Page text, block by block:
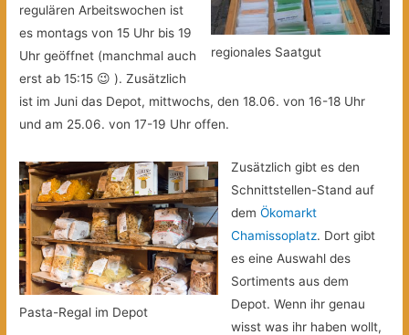
regionales Saatgut
regulären Arbeitswochen ist
es montags von 15 Uhr bis 19
Uhr geöffnet (manchmal auch
erst ab 15:15 😉 ). Zusätzlich
ist im Juni das Depot, mittwochs, den 18.06. von 16-18 Uhr
und am 25.06. von 17-19 Uhr offen.
Pasta-Regal im Depot
Zusätzlich gibt es den
Schnittstellen-Stand auf
dem Ökomarkt
Chamissoplatz. Dort gibt
es eine Auswahl des
Sortiments aus dem
Depot. Wenn ihr genau
wisst was ihr haben wollt,